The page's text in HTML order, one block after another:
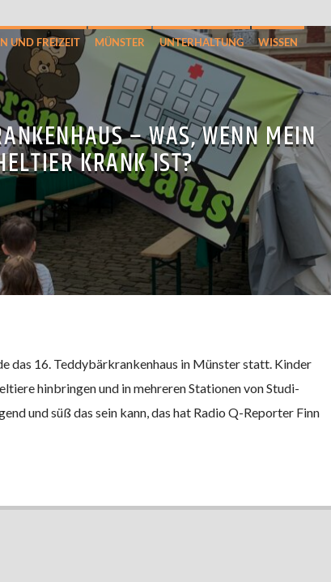
UND FREIZEIT MÜNSTER UNTERHALTUNG WISSEN
– WAS, WENN MEIN
KRANK IST?
das 16. Teddybärkrankenhaus in Münster statt. Kinder
hinbringen und in mehreren Stationen von Studi-
und süß das sein kann, das hat Radio Q-Reporter Finn